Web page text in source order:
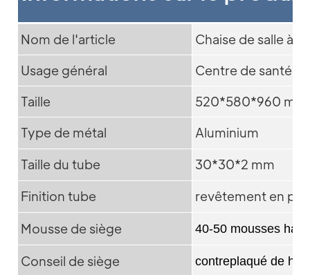
Nom de l'article
Chaise de salle à
Usage général
Centre de santé,
Taille
520*580*960 mm
Type de métal
Aluminium
Taille du tube
30*30*2 mm
Finition tube
revêtement en
Mousse de siège 40-50 mousses
Conseil de siège contreplaqué de